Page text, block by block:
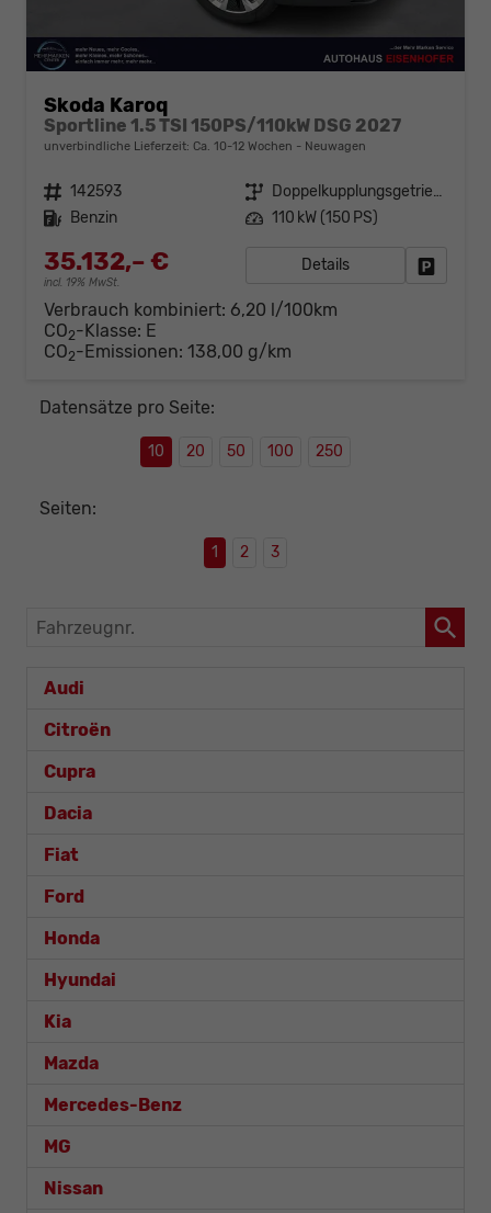
Skoda Karoq
Sportline 1.5 TSI 150PS/110kW DSG 2027
unverbindliche Lieferzeit: Ca. 10-12 Wochen Neuwagen
Fahrzeugnr. 142593 Getriebe
Doppelkupplungsgetriebe (DSG)
Kraftstoff Benzin Leistung 110 kW (150 PS)
35.132,– €
incl. 19% MwSt.
Details
Verbrauch kombiniert: 6,20 l/100km
CO2-Klasse: E
CO2-Emissionen: 138,00 g/km
Datensätze pro Seite:
10 20 50 100 250
Seiten:
1 2 3
Fahrzeugnr.
Audi
Citroën
Cupra
Dacia
Fiat
Ford
Honda
Hyundai
Kia
Mazda
Mercedes-Benz
MG
Nissan